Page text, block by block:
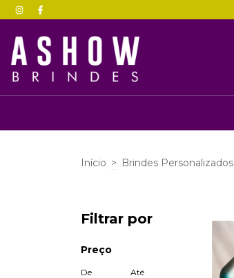
Início > Brindes Personalizados
Filtrar por
Preço
De Até